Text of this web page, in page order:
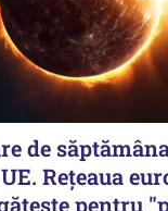
de
Rețeaua
pentru